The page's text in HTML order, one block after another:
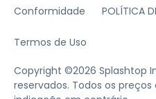
Conformidade POLÍTICA
Termos de Uso
Copyright ©2026 Splashtop
reservados. Todos os